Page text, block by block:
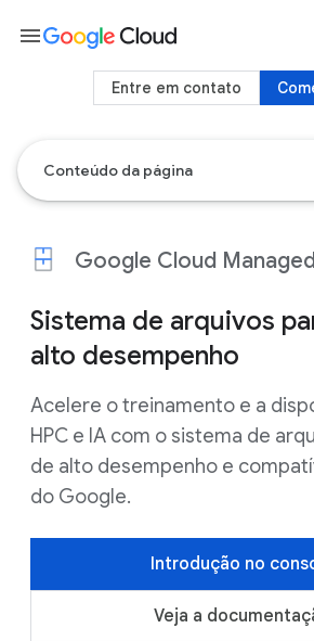
Conteúdo da página
Google Cloud
Sistema de arquivos
alto desempenho
Acelere o treinamento e a
HPC e IA com o sistema de
de alto desempenho e
do Google.
Introdução no
Veja a
menu
Entre em contato